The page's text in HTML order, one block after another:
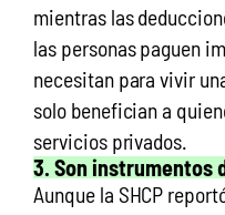
mientras las
las personas paguen
necesitan para vivir
solo benefician a
servicios privados.
3. Son
Aunque la SHCP